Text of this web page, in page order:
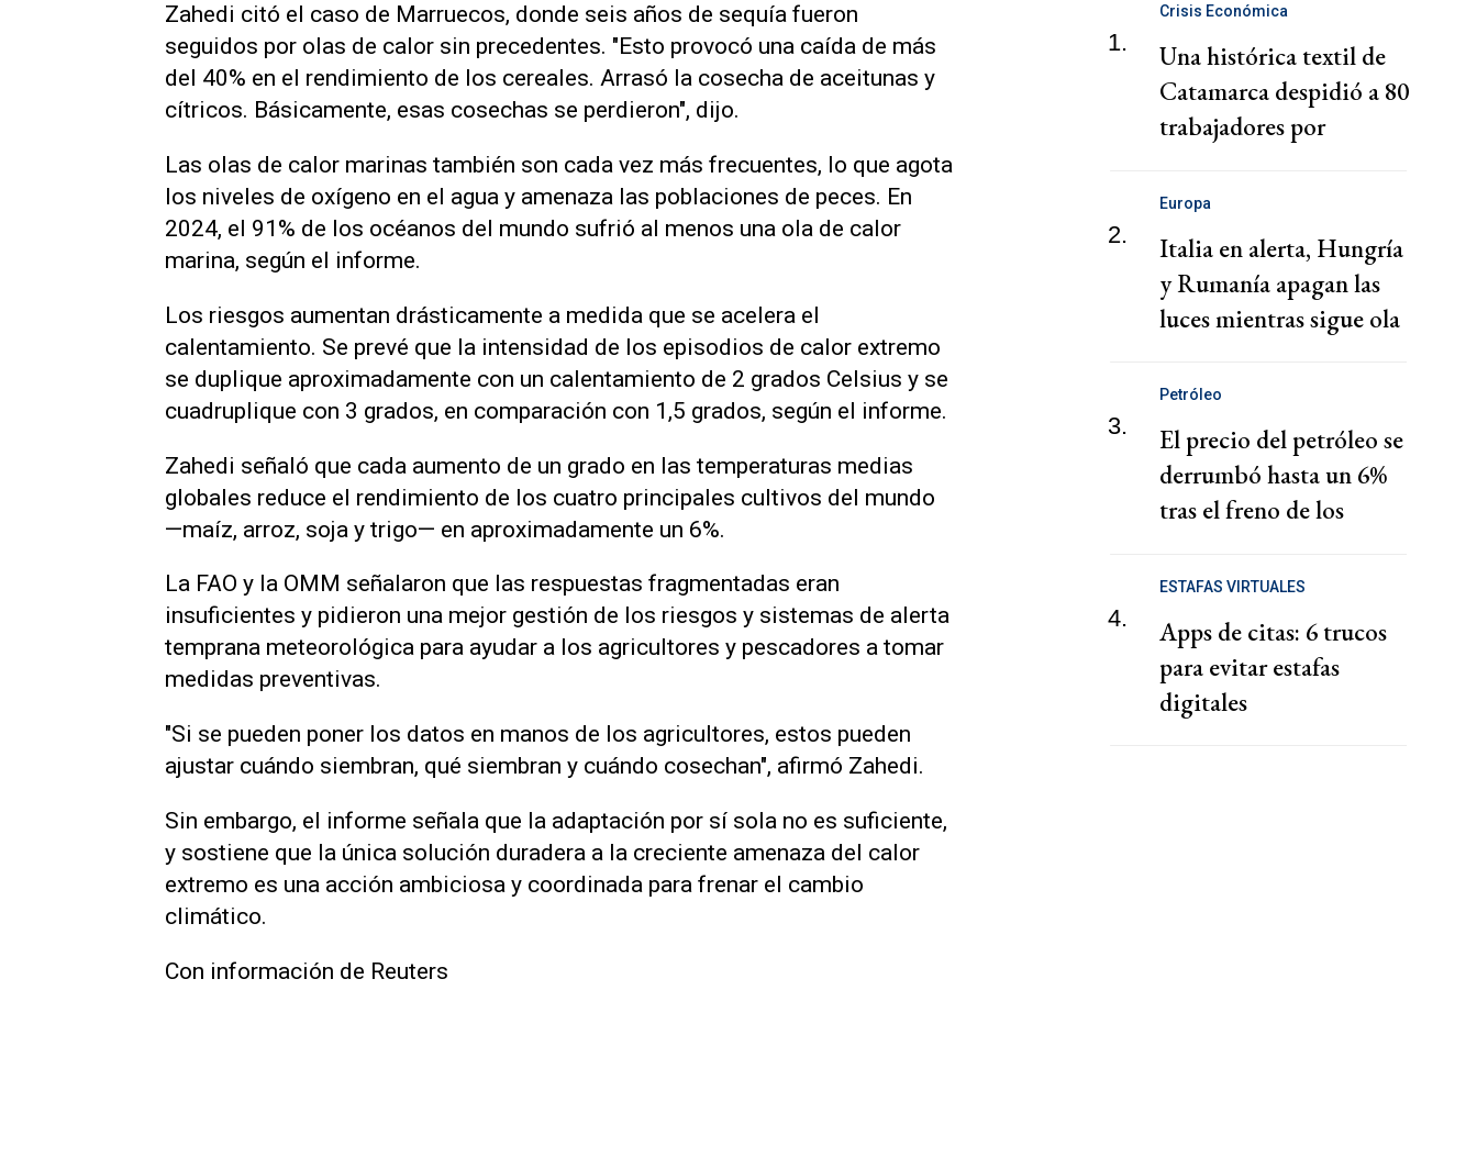
Zahedi citó el caso de Marruecos, donde seis años de sequía fueron
seguidos por olas de calor sin precedentes. "Esto provocó una caída de más
del 40% en el rendimiento de los cereales. ⁠Arrasó la cosecha de aceitunas y
cítricos. Básicamente, esas cosechas se perdieron", dijo.
Las olas de calor marinas también son cada vez más frecuentes, lo que agota
los niveles de oxígeno en el agua y amenaza las poblaciones de peces. En
2024, el 91% de los océanos del mundo sufrió al menos una ola de calor
marina, según el informe.
Los riesgos aumentan drásticamente a medida que se acelera el
calentamiento. Se prevé que la intensidad de los episodios de ‌calor extremo
se duplique aproximadamente con un calentamiento de 2 grados Celsius y se
cuadruplique con 3 grados, en comparación con 1,5 grados, según el informe.
Zahedi señaló que cada aumento de un grado en las temperaturas medias
globales reduce el rendimiento de los cuatro principales cultivos del mundo
—maíz, arroz, soja y trigo— en aproximadamente un 6%.
La FAO y la OMM señalaron ‌que las respuestas fragmentadas eran
insuficientes y pidieron una mejor gestión de los riesgos y sistemas de alerta
temprana meteorológica para ayudar a los agricultores y pescadores a tomar
medidas preventivas.
"Si se ‌pueden poner los ⁠datos en manos de los agricultores, estos pueden
ajustar cuándo siembran, qué siembran y cuándo cosechan", afirmó Zahedi.
Sin embargo, el informe señala que la ​adaptación por sí sola no es suficiente,
y sostiene que la única solución duradera a la creciente amenaza del calor
extremo es una acción ambiciosa y coordinada para frenar el cambio
climático.
Con información de Reuters
1.
Crisis Económica
Una histórica textil de
Catamarca despidió a 80
trabajadores por
2.
Europa
Italia en alerta, Hungría
y Rumanía apagan las
luces mientras sigue ola
3.
Petróleo
El precio del petróleo se
derrumbó hasta un 6%
tras el freno de los
4.
ESTAFAS VIRTUALES
Apps de citas: 6 trucos
para evitar estafas
digitales